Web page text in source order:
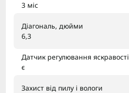
3 міс
Діагональ, дюйми
6,3
Датчик регулювання яскравості
є
Захист від пилу і вологи